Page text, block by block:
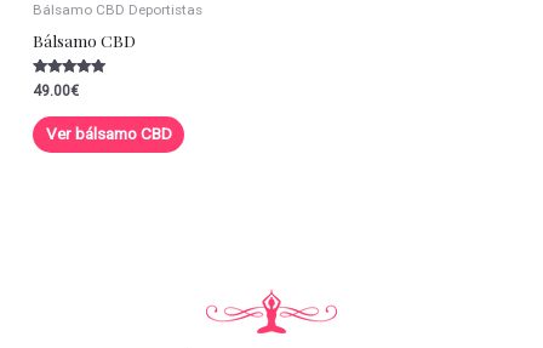
Bálsamo CBD Deportistas
Bálsamo CBD
Valorado con
5.00
de 5
49.00€
Ver bálsamo CBD